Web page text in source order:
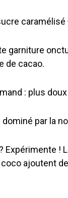
garniture
de cacao.
: plus
par la
Expérimente
ajoutent